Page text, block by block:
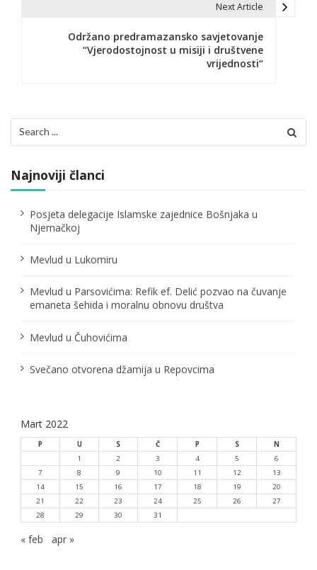
j
č
l
n
a
k
a
Next Article
Održano predramazansko savjetovanje
“Vjerodostojnost u misiji i društvene
vrijednosti“
for:
Najnoviji članci
Posjeta delegacije Islamske zajednice Bošnjaka u
Njemačkoj
Mevlud u Lukomiru
Mevlud u Parsovićima: Refik ef. Delić pozvao na čuvanje
emaneta šehida i moralnu obnovu društva
Mevlud u Čuhovićima
Svečano otvorena džamija u Repovcima
Mart 2022
P U S Č P S
N
1
2 3 4 5
6
7
8 9 10 11 12
13
14
15 16 17 18 19
20
21
22 23 24 25 26
27
28
29 30 31
« feb apr »